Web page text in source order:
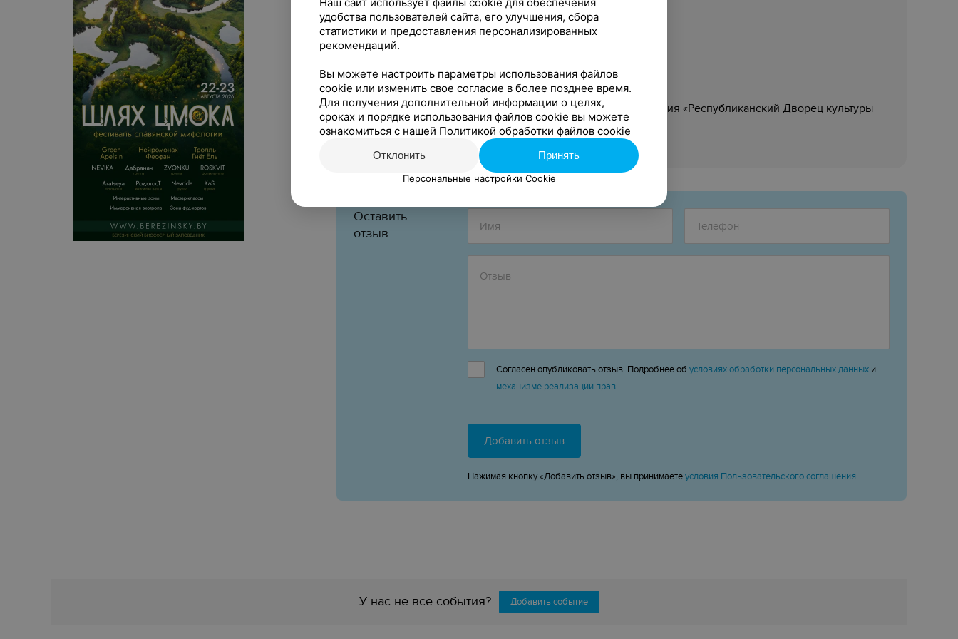
35,00 — 40,00 руб.
Возрастное ограничение: 12+
Организатор:
Филиал «Брестский областной Дворец культуры‎» Учреждения «Республиканский Дворец культуры
профсоюзов‎»
Оставить
отзыв
Согласен опубликовать отзыв. Подробнее об условиях обработки персональных данных и
механизме реализации прав
Добавить отзыв
Нажимая кнопку «Добавить отзыв», вы принимаетеусловия Пользовательского соглашения
У нас не все события? Добавить событие
удобства пользователей сайта, его улучшения, сбора
статистики и предоставления персонализированных
рекомендаций.
Вы можете настроить параметры использования файлов
cookie или изменить свое согласие в более позднее время.
Для получения дополнительной информации о целях,
сроках и порядке использования файлов cookie вы можете
ознакомиться с нашей Политикой обработки файлов cookie
Отклонить Принять
Персональные настройки Cookie